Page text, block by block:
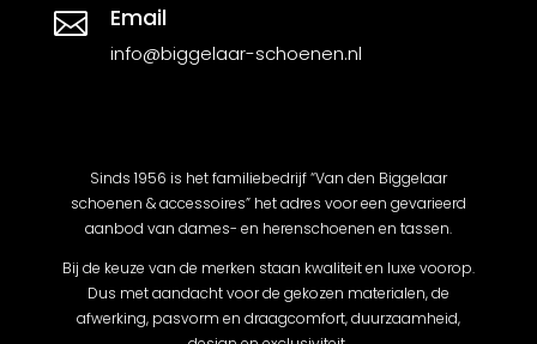
 Email
info@biggelaar-schoenen.nl
Sinds 1956 is het familiebedrijf “Van den Biggelaar
schoenen & accessoires” het adres voor een gevarieerd
aanbod van dames- en herenschoenen en tassen.
Bij de keuze van de merken staan kwaliteit en luxe voorop.
Dus met aandacht voor de gekozen materialen, de
afwerking, pasvorm en draagcomfort, duurzaamheid,